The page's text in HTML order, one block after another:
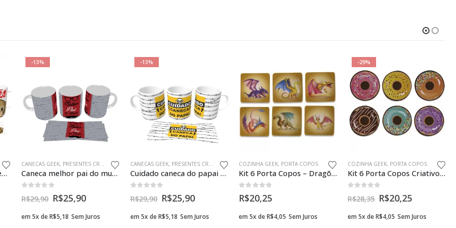
Caneca Geek Emoji Presente Criativo
-13%
CANECAS GEEK, PRESENTES CRIATIVOS PAIS GEEK
Caneca melhor pai do mundo presente criativo geek
R$29,90 R$25,90
em 5x deR$5,18 Sem Juros
-13%
CANECAS GEEK, PRESENTES CRIATIVOS PAIS GEEK
Cuidado caneca do papai presente criativo pai geek
R$29,90 R$25,90
em 5x deR$5,18 Sem Juros
COZINHA GEEK, PORTA COPOS
Kit 6 Porta Copos – Dragões
fora de 5
R$20,25
em 5x deR$4,05 Sem Juros
-29%
COZINHA GEEK, PORTA COPOS
Kit 6 Porta Copos Criativos – Rosquinhas Donuts
R$28,35 R$20,25
em 5x deR$4,05 Sem Juros